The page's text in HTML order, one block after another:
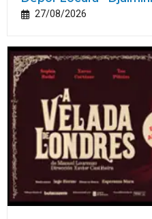
27/08/2026